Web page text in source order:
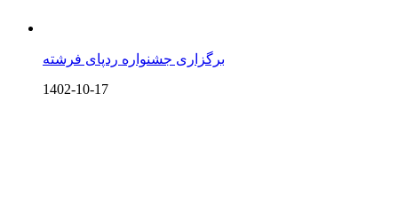
برگزاری جشنواره ردپای فرشته
1402-10-17